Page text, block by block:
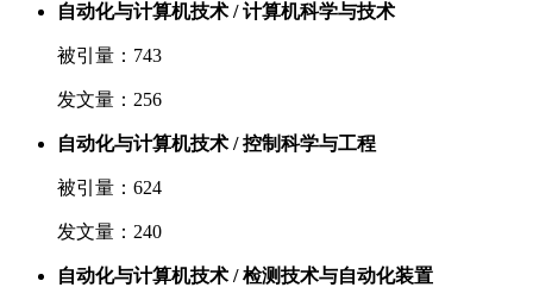
自动化与计算机技术 / 计算机科学与技术
被引量：743
发文量：256
自动化与计算机技术 / 控制科学与工程
被引量：624
发文量：240
自动化与计算机技术 / 检测技术与自动化装置